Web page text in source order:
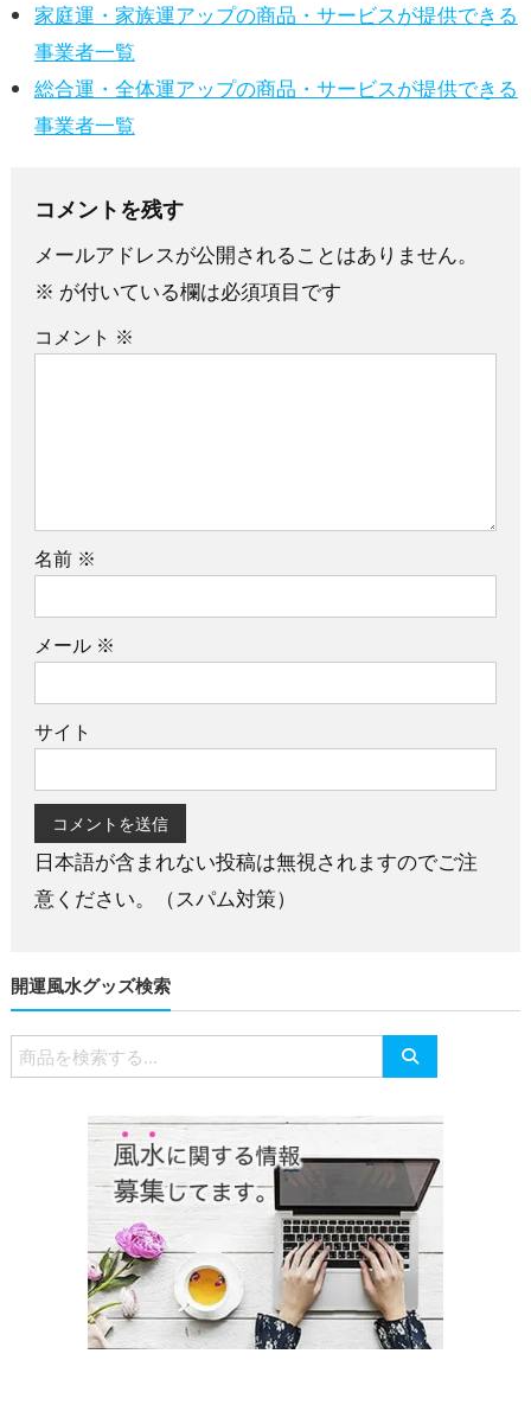
家庭運・家族運アップの商品・サービスが提供できる
事業者一覧
総合運・全体運アップの商品・サービスが提供できる
事業者一覧
コメントを残す
メールアドレスが公開されることはありません。
※ が付いている欄は必須項目です
コメント ※
名前 ※
メール ※
サイト
日本語が含まれない投稿は無視されますのでご注
意ください。（スパム対策）
開運風水グッズ検索
検
索